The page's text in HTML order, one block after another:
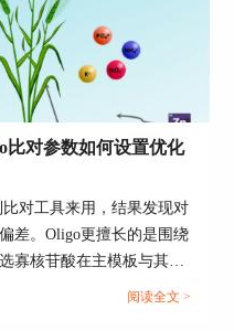
选项卡，进入当前项
可查看当前所有设定
Tm值、结构过滤条
角的“Save
种或实验类型，
。
比对参数如何设置优化
对工具来用，结果发现对
差。Oligo更擅长的是围绕
寡核苷酸在主模板与其他
评估，并用一套以ΔG与错
阅读全文 >